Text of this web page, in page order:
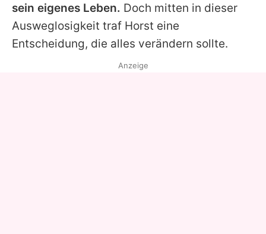
sein eigenes Leben. Doch mitten in dieser
Ausweglosigkeit traf Horst eine
Entscheidung, die alles verändern sollte.
Anzeige